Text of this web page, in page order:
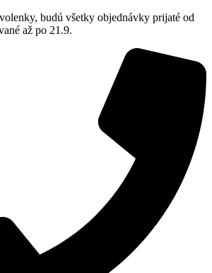
budú všetky objednávky prijaté od
až po 21.9.